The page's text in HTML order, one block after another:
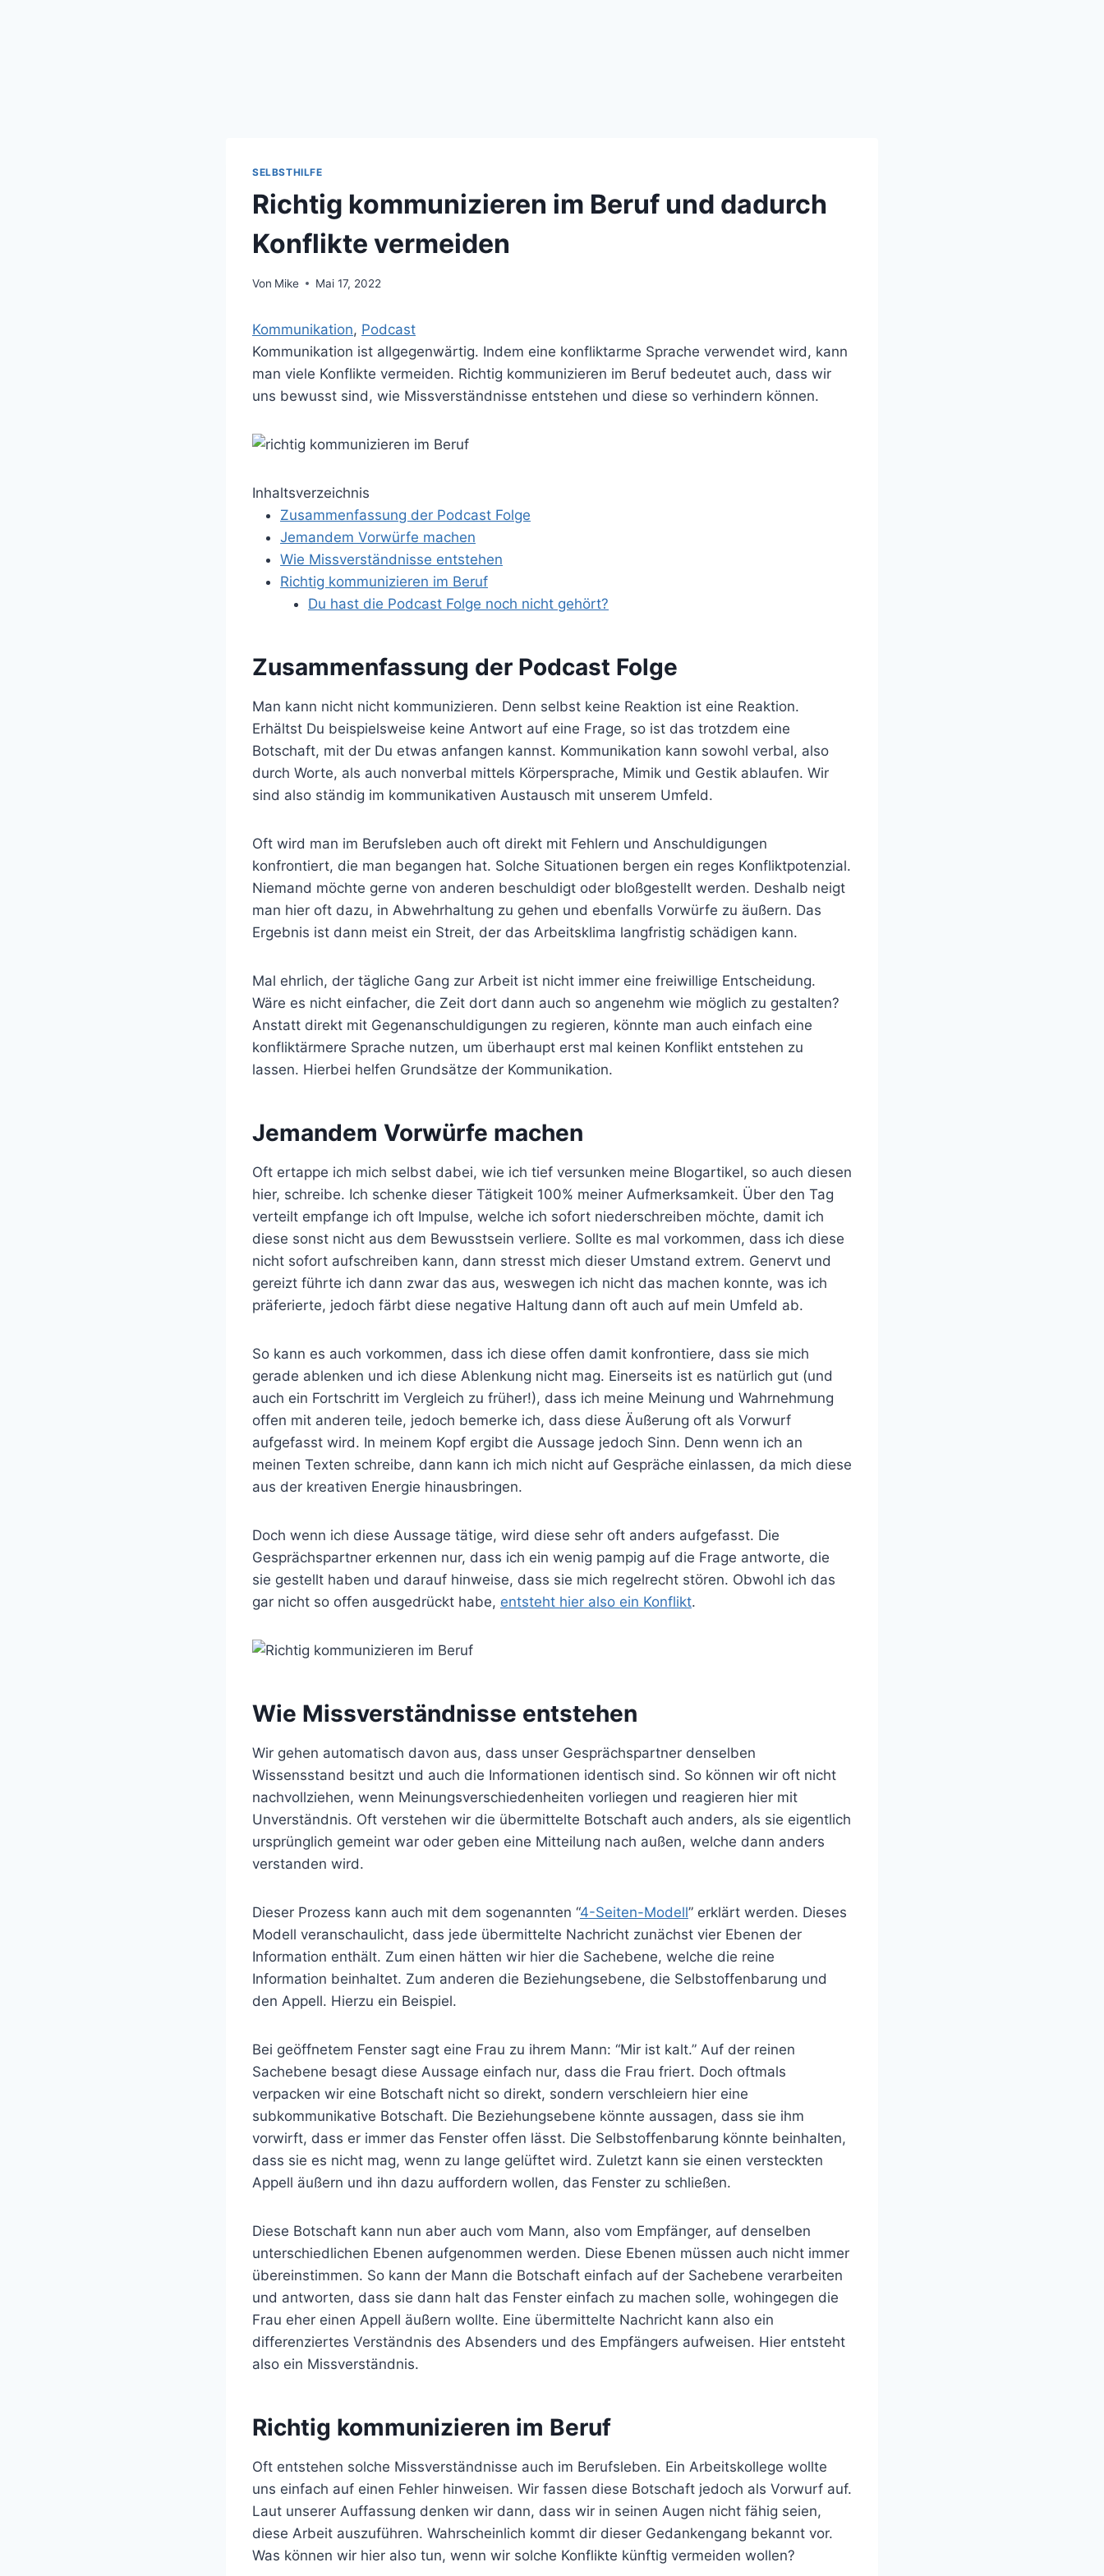
SELBSTHILFE
Richtig kommunizieren im Beruf und dadurch
Konflikte vermeiden
Von Mike Mai 17, 2022
Kommunikation, Podcast
Kommunikation ist allgegenwärtig. Indem eine konfliktarme Sprache verwendet wird, kann
man viele Konflikte vermeiden. Richtig kommunizieren im Beruf bedeutet auch, dass wir
uns bewusst sind, wie Missverständnisse entstehen und diese so verhindern können.
Inhaltsverzeichnis
Zusammenfassung der Podcast Folge
Jemandem Vorwürfe machen
Wie Missverständnisse entstehen
Richtig kommunizieren im Beruf
Du hast die Podcast Folge noch nicht gehört?
Zusammenfassung der Podcast Folge
Man kann nicht nicht kommunizieren. Denn selbst keine Reaktion ist eine Reaktion.
Erhältst Du beispielsweise keine Antwort auf eine Frage, so ist das trotzdem eine
Botschaft, mit der Du etwas anfangen kannst. Kommunikation kann sowohl verbal, also
durch Worte, als auch nonverbal mittels Körpersprache, Mimik und Gestik ablaufen. Wir
sind also ständig im kommunikativen Austausch mit unserem Umfeld.
Oft wird man im Berufsleben auch oft direkt mit Fehlern und Anschuldigungen
konfrontiert, die man begangen hat. Solche Situationen bergen ein reges Konfliktpotenzial.
Niemand möchte gerne von anderen beschuldigt oder bloßgestellt werden. Deshalb neigt
man hier oft dazu, in Abwehrhaltung zu gehen und ebenfalls Vorwürfe zu äußern. Das
Ergebnis ist dann meist ein Streit, der das Arbeitsklima langfristig schädigen kann.
Mal ehrlich, der tägliche Gang zur Arbeit ist nicht immer eine freiwillige Entscheidung.
Wäre es nicht einfacher, die Zeit dort dann auch so angenehm wie möglich zu gestalten?
Anstatt direkt mit Gegenanschuldigungen zu regieren, könnte man auch einfach eine
konfliktärmere Sprache nutzen, um überhaupt erst mal keinen Konflikt entstehen zu
lassen. Hierbei helfen Grundsätze der Kommunikation.
Jemandem Vorwürfe machen
Oft ertappe ich mich selbst dabei, wie ich tief versunken meine Blogartikel, so auch diesen
hier, schreibe. Ich schenke dieser Tätigkeit 100% meiner Aufmerksamkeit. Über den Tag
verteilt empfange ich oft Impulse, welche ich sofort niederschreiben möchte, damit ich
diese sonst nicht aus dem Bewusstsein verliere. Sollte es mal vorkommen, dass ich diese
nicht sofort aufschreiben kann, dann stresst mich dieser Umstand extrem. Genervt und
gereizt führte ich dann zwar das aus, weswegen ich nicht das machen konnte, was ich
präferierte, jedoch färbt diese negative Haltung dann oft auch auf mein Umfeld ab.
So kann es auch vorkommen, dass ich diese offen damit konfrontiere, dass sie mich
gerade ablenken und ich diese Ablenkung nicht mag. Einerseits ist es natürlich gut (und
auch ein Fortschritt im Vergleich zu früher!), dass ich meine Meinung und Wahrnehmung
offen mit anderen teile, jedoch bemerke ich, dass diese Äußerung oft als Vorwurf
aufgefasst wird. In meinem Kopf ergibt die Aussage jedoch Sinn. Denn wenn ich an
meinen Texten schreibe, dann kann ich mich nicht auf Gespräche einlassen, da mich diese
aus der kreativen Energie hinausbringen.
Doch wenn ich diese Aussage tätige, wird diese sehr oft anders aufgefasst. Die
Gesprächspartner erkennen nur, dass ich ein wenig pampig auf die Frage antworte, die
sie gestellt haben und darauf hinweise, dass sie mich regelrecht stören. Obwohl ich das
gar nicht so offen ausgedrückt habe, entsteht hier also ein Konflikt.
Wie Missverständnisse entstehen
Wir gehen automatisch davon aus, dass unser Gesprächspartner denselben
Wissensstand besitzt und auch die Informationen identisch sind. So können wir oft nicht
nachvollziehen, wenn Meinungsverschiedenheiten vorliegen und reagieren hier mit
Unverständnis. Oft verstehen wir die übermittelte Botschaft auch anders, als sie eigentlich
ursprünglich gemeint war oder geben eine Mitteilung nach außen, welche dann anders
verstanden wird.
Dieser Prozess kann auch mit dem sogenannten “4-Seiten-Modell” erklärt werden. Dieses
Modell veranschaulicht, dass jede übermittelte Nachricht zunächst vier Ebenen der
Information enthält. Zum einen hätten wir hier die Sachebene, welche die reine
Information beinhaltet. Zum anderen die Beziehungsebene, die Selbstoffenbarung und
den Appell. Hierzu ein Beispiel.
Bei geöffnetem Fenster sagt eine Frau zu ihrem Mann: “Mir ist kalt.” Auf der reinen
Sachebene besagt diese Aussage einfach nur, dass die Frau friert. Doch oftmals
verpacken wir eine Botschaft nicht so direkt, sondern verschleiern hier eine
subkommunikative Botschaft. Die Beziehungsebene könnte aussagen, dass sie ihm
vorwirft, dass er immer das Fenster offen lässt. Die Selbstoffenbarung könnte beinhalten,
dass sie es nicht mag, wenn zu lange gelüftet wird. Zuletzt kann sie einen versteckten
Appell äußern und ihn dazu auffordern wollen, das Fenster zu schließen.
Diese Botschaft kann nun aber auch vom Mann, also vom Empfänger, auf denselben
unterschiedlichen Ebenen aufgenommen werden. Diese Ebenen müssen auch nicht immer
übereinstimmen. So kann der Mann die Botschaft einfach auf der Sachebene verarbeiten
und antworten, dass sie dann halt das Fenster einfach zu machen solle, wohingegen die
Frau eher einen Appell äußern wollte. Eine übermittelte Nachricht kann also ein
differenziertes Verständnis des Absenders und des Empfängers aufweisen. Hier entsteht
also ein Missverständnis.
Richtig kommunizieren im Beruf
Oft entstehen solche Missverständnisse auch im Berufsleben. Ein Arbeitskollege wollte
uns einfach auf einen Fehler hinweisen. Wir fassen diese Botschaft jedoch als Vorwurf auf.
Laut unserer Auffassung denken wir dann, dass wir in seinen Augen nicht fähig seien,
diese Arbeit auszuführen. Wahrscheinlich kommt dir dieser Gedankengang bekannt vor.
Was können wir hier also tun, wenn wir solche Konflikte künftig vermeiden wollen?